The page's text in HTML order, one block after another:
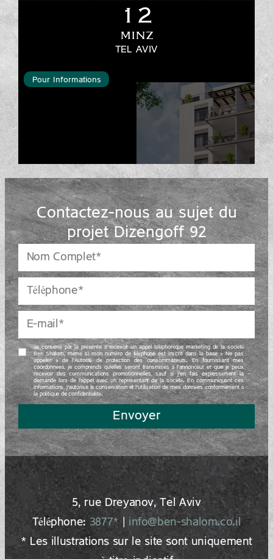
12
MINZ
TEL AVIV
Pour Informations
Contactez-nous au sujet du
projet Dizengoff 92
Je consens par la présente à recevoir un appel téléphonique marketing de la société
Ben Shalom, même si mon numéro de téléphone est inscrit dans la base « Ne pas
appeler » de l’Autorité de protection des consommateurs. En fournissant mes
coordonnées, je comprends qu’elles seront transmises à l’annonceur et que je peux
recevoir des communications promotionnelles, sauf si j’en fais expressément la
demande lors de l’appel avec un représentant de la société. En communiquant ces
informations, j’autorise la conservation et l’utilisation de mes données conformément à
la politique de confidentialité.
Envoyer
5, rue Dreyano‍v, Tel Aviv
Téléphone: 3877*
info@ben-shalom.co.il
* Les illustrations sur le site sont uniquement